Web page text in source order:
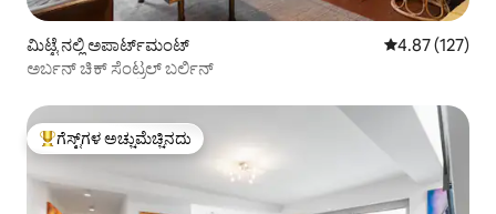
ಮಿಟ್ಟೆ ನಲ್ಲಿ ಅಪಾರ್ಟ್‌ಮಂಟ್ 5 ರಲ್ಲಿ 4.87
4.87 (127)
ಅರ್ಬನ್ ಚಿಕ್ ಸೆಂಟ್ರಲ್ ಬರ್ಲಿನ್
ಗೆಸ್ಟ್‌ಗಳಿಗೆ ಅತಿ ಹೆಚ್ಚು ಅಚ್ಚುಮೆಚ್ಚಿನದು
ಗೆಸ್ಟ್‌ಗಳ ಅಚ್ಚುಮೆಚ್ಚಿನದು